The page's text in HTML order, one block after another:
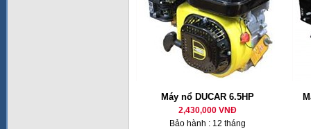
Máy nổ DUCAR 6.5HP
2,430,000 VNĐ
Bảo hành : 12 tháng